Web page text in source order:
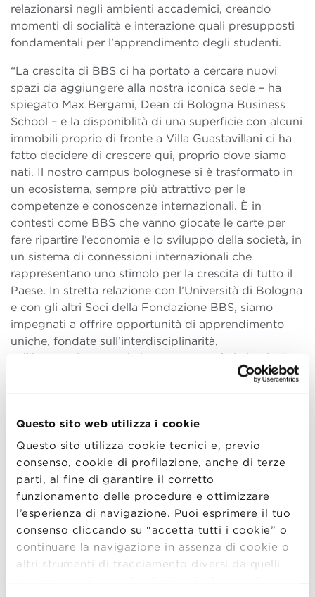
Questo sito web utilizza i cookie
Questo sito utilizza cookie tecnici e, previo
consenso, cookie di profilazione, anche di terze
parti, al fine di garantire il corretto
funzionamento delle procedure e ottimizzare
l’esperienza di navigazione. Puoi esprimere il tuo
consenso cliccando su “accetta tutti i cookie” o
continuare la navigazione in assenza di cookie o
altri strumenti di tracciamento diversi da quelli
tecnici semplicemente chiudendo il presente
relazionarsi negli ambienti accademici, creando
momenti di socialità e interazione quali presupposti
fondamentali per l’apprendimento degli studenti.
“La crescita di BBS ci ha portato a cercare nuovi
spazi da aggiungere alla nostra iconica sede – ha
spiegato Max Bergami, Dean di Bologna Business
School – e la disponiblità di una superficie con alcuni
immobili proprio di fronte a Villa Guastavillani ci ha
fatto decidere di crescere qui, proprio dove siamo
nati. Il nostro campus bolognese si è trasformato in
un ecosistema, sempre più attrattivo per le
competenze e conoscenze internazionali. È in
contesti come BBS che vanno giocate le carte per
fare ripartire l’economia e lo sviluppo della società, in
un sistema di connessioni internazionali che
rappresentano uno stimolo per la crescita di tutto il
Paese. In stretta relazione con l’Università di Bologna
e con gli altri Soci della Fondazione BBS, siamo
impegnati a offrire opportunità di apprendimento
uniche, fondate sull’interdisciplinarità,
sull’integrazione con le imprese e con le istituzioni
della Regione Emilia-Romagna e naturalmente
sull’internazionalizzazione. Qui, insieme ai nostri
delle nuove tecnologie e per la guida della
transizione verso la sostenibilità economica e
sociale”.
“La Bologna Business School – commenta Francesco
Ubertini, Rettore dell’Univerisità di Bologna – è
cresciuta considerevolmente in questi ultimi anni. E’
ormai un punto di riferimento per la formazione
manageriale sia per il nostro territorio sia nel
contesto internazionale. Penso che la realizzazione di
questo nuovo campus sia un passo molto importante